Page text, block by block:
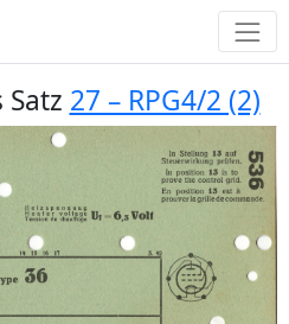
Satz 27 – RPG4/2 (2)